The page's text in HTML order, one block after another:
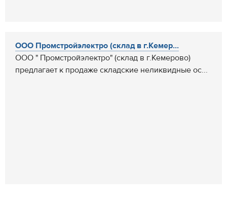
ООО Промстройэлектро (склад в г.Кемер...
ООО " Промстройэлектро" (склад в г.Кемерово)
предлагает к продаже складские неликвидные ос...